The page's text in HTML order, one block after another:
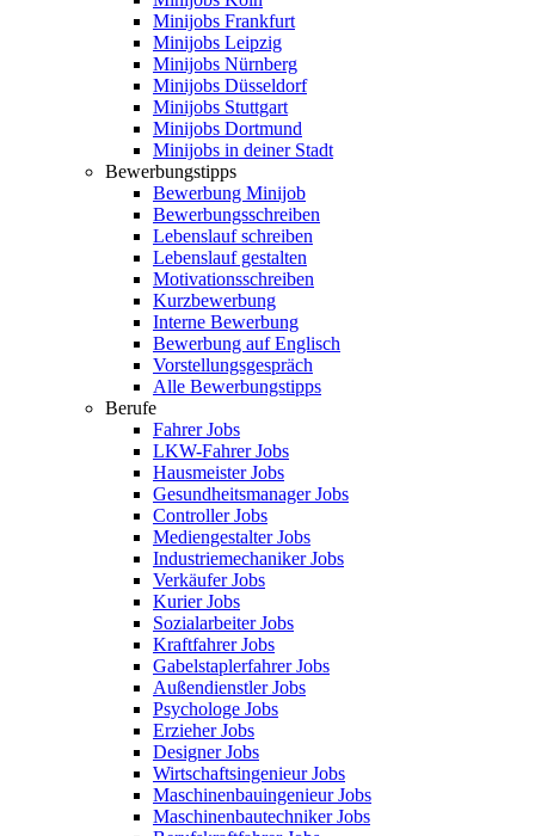
Minijobs Frankfurt
Minijobs Leipzig
Minijobs Nürnberg
Minijobs Düsseldorf
Minijobs Stuttgart
Minijobs Dortmund
Minijobs in deiner Stadt
Bewerbungstipps
Bewerbung Minijob
Bewerbungsschreiben
Lebenslauf schreiben
Lebenslauf gestalten
Motivationsschreiben
Kurzbewerbung
Interne Bewerbung
Bewerbung auf Englisch
Vorstellungsgespräch
Alle Bewerbungstipps
Berufe
Fahrer Jobs
LKW-Fahrer Jobs
Hausmeister Jobs
Gesundheitsmanager Jobs
Controller Jobs
Mediengestalter Jobs
Industriemechaniker Jobs
Verkäufer Jobs
Kurier Jobs
Sozialarbeiter Jobs
Kraftfahrer Jobs
Gabelstaplerfahrer Jobs
Außendienstler Jobs
Psychologe Jobs
Erzieher Jobs
Designer Jobs
Wirtschaftsingenieur Jobs
Maschinenbauingenieur Jobs
Maschinenbautechniker Jobs